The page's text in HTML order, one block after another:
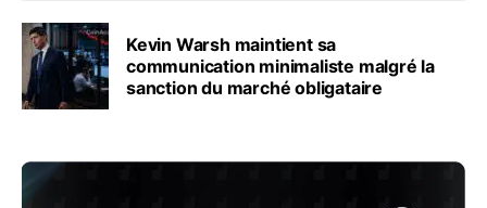
Kevin Warsh maintient sa
communication minimaliste malgré la
sanction du marché obligataire